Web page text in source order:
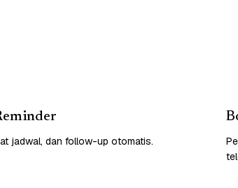
jadwal, dan follow-up otomatis.